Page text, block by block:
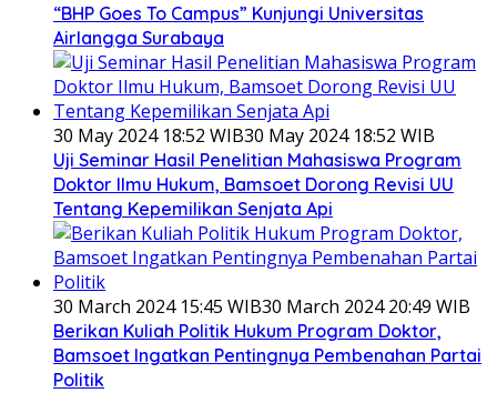
“BHP Goes To Campus” Kunjungi Universitas
Airlangga Surabaya
30 May 2024 18:52 WIB30 May 2024 18:52 WIB
Uji Seminar Hasil Penelitian Mahasiswa Program
Doktor Ilmu Hukum, Bamsoet Dorong Revisi UU
Tentang Kepemilikan Senjata Api
30 March 2024 15:45 WIB30 March 2024 20:49 WIB
Berikan Kuliah Politik Hukum Program Doktor,
Bamsoet Ingatkan Pentingnya Pembenahan Partai
Politik